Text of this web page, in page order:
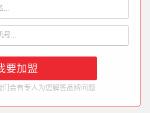
会有专人为您解答品牌问题